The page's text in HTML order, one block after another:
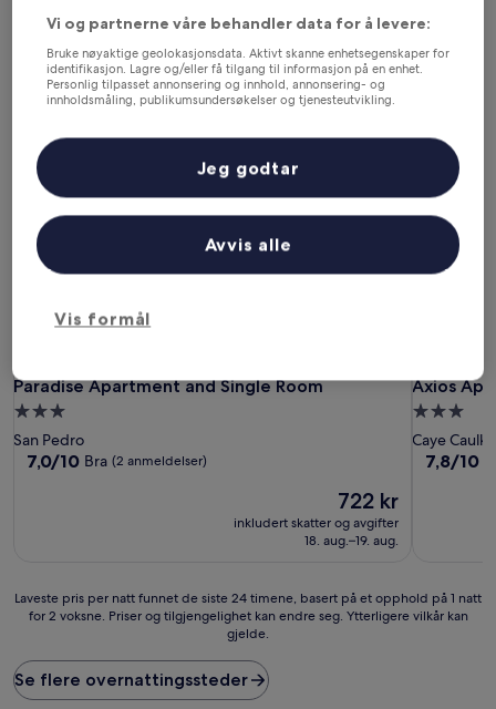
Om en måned
4. sep. - 6. sep.
Om to måneder
2. okt. - 4. okt.
Leiligheter i San Pedro
Paradise Apartment and Single Room
Paradise Apartment and Single Room
Overnattingssted
med
3.0
San Pedro
7.0
7,0/10 Bra (2 anmeldelser)
Prisen
722 kr
722 kr
inkludert skatter og avgifter
18. aug.–19. aug.
Paradise Apartment and Single Room
Axios
Axios
med
3.0
Caye
7.8
7,8/10
Axios
Laveste
pris
natt
funnet
de
Laveste pris per natt funnet de siste 24 timene, basert på et opphold på 1 natt
for 2 voksne. Priser og tilgjengelighet kan endre seg. Ytterligere vilkår kan
gjelde.
Se flere overnattingssteder
Vi og partnerne våre behandler data for å levere:
Bruke nøyaktige geolokasjonsdata. Aktivt skanne enhetsegenskaper for
identifikasjon. Lagre og/eller få tilgang til informasjon på en enhet.
Personlig tilpasset annonsering og innhold, annonsering- og
innholdsmåling, publikumsundersøkelser og tjenesteutvikling.
Vis formål
Avvis alle
Jeg godtar